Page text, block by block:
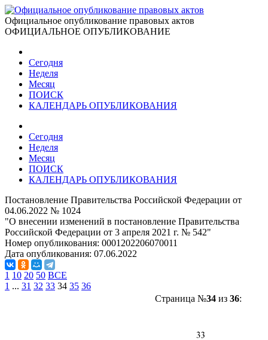
Официальное опубликование правовых актов
ОФИЦИАЛЬНОЕ ОПУБЛИКОВАНИЕ
Сегодня
Неделя
Месяц
ПОИСК
КАЛЕНДАРЬ ОПУБЛИКОВАНИЯ
Сегодня
Неделя
Месяц
ПОИСК
КАЛЕНДАРЬ ОПУБЛИКОВАНИЯ
Постановление Правительства Российской Федерации от
04.06.2022 № 1024
"О внесении изменений в постановление Правительства
Российской Федерации от 3 апреля 2021 г. № 542"
Номер опубликования: 0001202206070011
Дата опубликования: 07.06.2022
1 10 20 50 ВСЕ
1 ... 31 32 33 34 35 36
Страница №34из 36: